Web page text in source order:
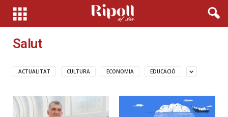
Salut
ACTUALITAT CULTURA ECONOMIA EDUCACIÓ